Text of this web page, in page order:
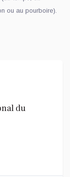
ou au pourboire).
du